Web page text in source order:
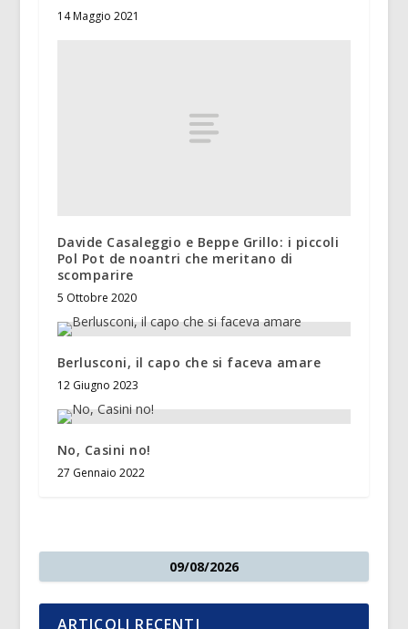
14 Maggio 2021
Davide Casaleggio e Beppe Grillo: i piccoli
Pol Pot de noantri che meritano di
scomparire
5 Ottobre 2020
Berlusconi, il capo che si faceva amare
12 Giugno 2023
No, Casini no!
27 Gennaio 2022
09/08/2026
ARTICOLI RECENTI